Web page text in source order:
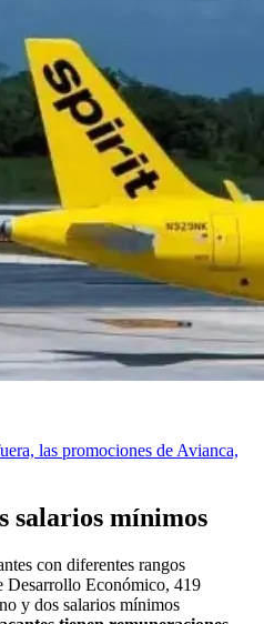
las promociones de Avianca,
salarios mínimos
con diferentes rangos
Desarrollo Económico, 419
y dos salarios mínimos